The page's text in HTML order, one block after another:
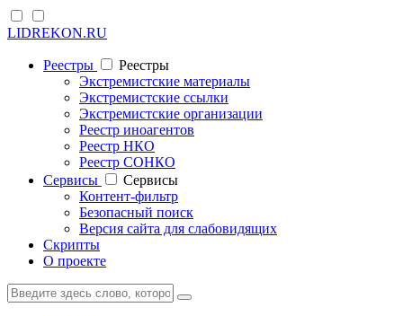
LIDREKON.RU
Реестры
Реестры
Экстремистские материалы
Экстремистские ссылки
Экстремистские организации
Реестр иноагентов
Реестр НКО
Реестр СОНКО
Cервисы
Cервисы
Контент-фильтр
Безопасный поиск
Версия сайта для слабовидящих
Скрипты
О проекте